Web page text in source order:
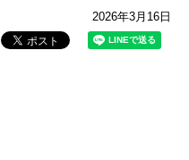
2026年3月16日